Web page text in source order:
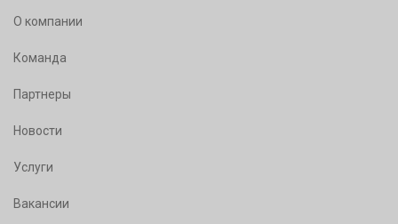
О компании
Команда
Партнеры
Новости
Услуги
Вакансии